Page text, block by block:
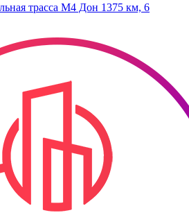
трасса М4 Дон 1375 км, 6